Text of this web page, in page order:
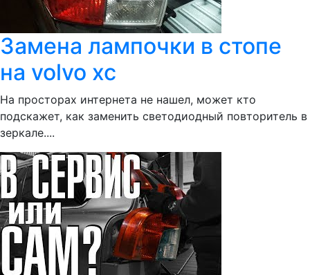
Замена лампочки в стопе
на volvo xc
На просторах интернета не нашел, может кто
подскажет, как заменить светодиодный повторитель в
зеркале....